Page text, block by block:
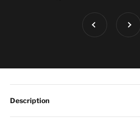
PrécédentSuivant
Description